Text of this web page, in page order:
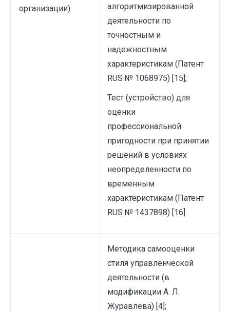
организации)
алгоритмизированной
деятельности по
точностным и
надежностным
характеристикам (Патент
RUS № 1068975) [15];
Тест (устройство) для
оценки
профессиональной
пригодности при принятии
решений в условиях
неопределенности по
временным
характеристикам (Патент
RUS № 1437898) [16].
Методика самооценки
стиля управленческой
деятельности (в
модификации А. Л.
Журавлева) [4];